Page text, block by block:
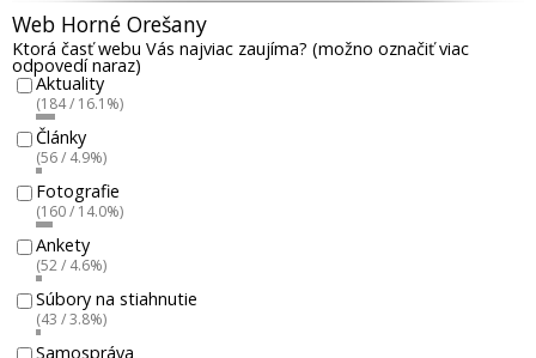
Web Horné Orešany
Ktorá časť webu Vás najviac zaujíma? (možno označiť viac
odpovedí naraz)
Aktuality
(184 / 16.1%)
Články
(56 / 4.9%)
Fotografie
(160 / 14.0%)
Ankety
(52 / 4.6%)
Súbory na stiahnutie
(43 / 3.8%)